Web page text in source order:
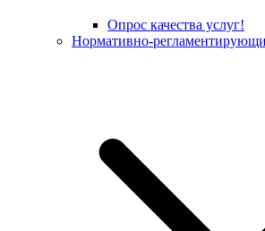
Опрос качества услуг!
Нормативно-